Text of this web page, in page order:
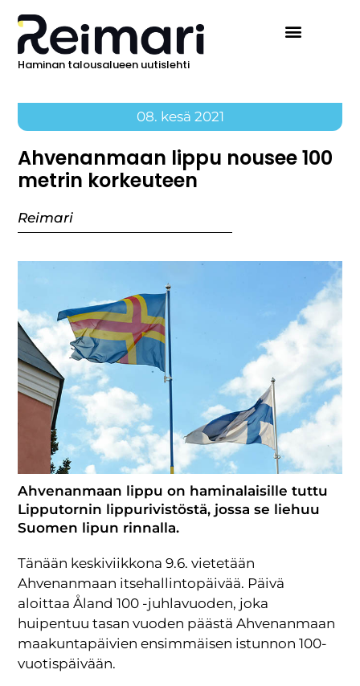
Haminan talousalueen uutislehti
08. kesä 2021
Ahvenanmaan lippu nousee 100
metrin korkeuteen
Reimari
Ahvenanmaan lippu on haminalaisille tuttu
Lipputornin lippurivistöstä, jossa se liehuu
Suomen lipun rinnalla.
Tänään keskiviikkona 9.6. vietetään
Ahvenanmaan itsehallintopäivää. Päivä
aloittaa Åland 100 -juhlavuoden, joka
huipentuu tasan vuoden päästä Ahvenanmaan
maakuntapäivien ensimmäisen istunnon 100-
vuotispäivään.